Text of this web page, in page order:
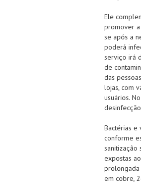
Ele
promover
se após a
poderá
serviço irá
de
das
lojas, com
usuários.
Bactérias e
conforme
sanitização
expostas
prolongada
em cobre,